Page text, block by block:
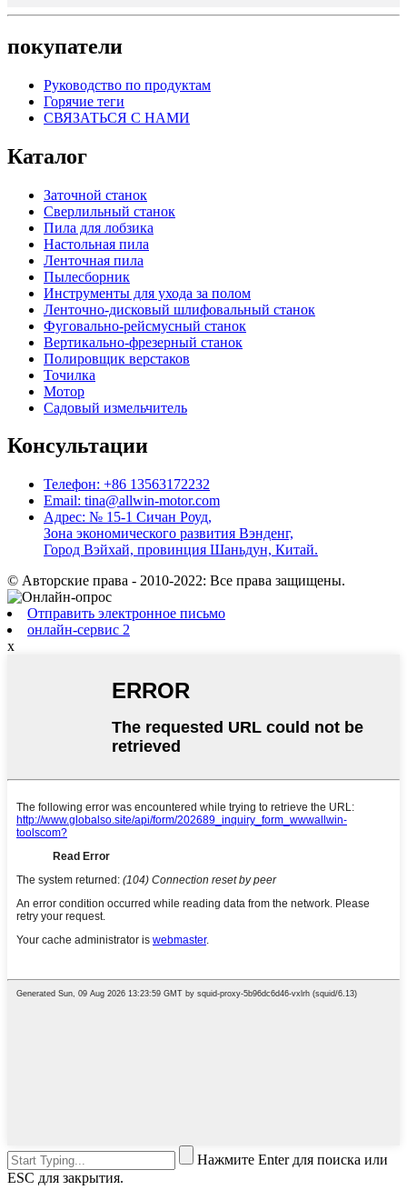
покупатели
Руководство по продуктам
Горячие теги
СВЯЗАТЬСЯ С НАМИ
Каталог
Заточной станок
Сверлильный станок
Пила для лобзика
Настольная пила
Ленточная пила
Пылесборник
Инструменты для ухода за полом
Ленточно-дисковый шлифовальный станок
Фуговально-рейсмусный станок
Вертикально-фрезерный станок
Полировщик верстаков
Точилка
Мотор
Садовый измельчитель
Консультации
Телефон: +86 13563172232
Email: tina@allwin-motor.com
Адрес: № 15-1 Сичан Роуд,
Зона экономического развития Вэнденг,
Город Вэйхай, провинция Шаньдун, Китай.
© Авторские права - 2010-2022: Все права защищены.
Отправить электронное письмо
онлайн-сервис 2
x
Нажмите Enter для поиска или
ESC для закрытия.